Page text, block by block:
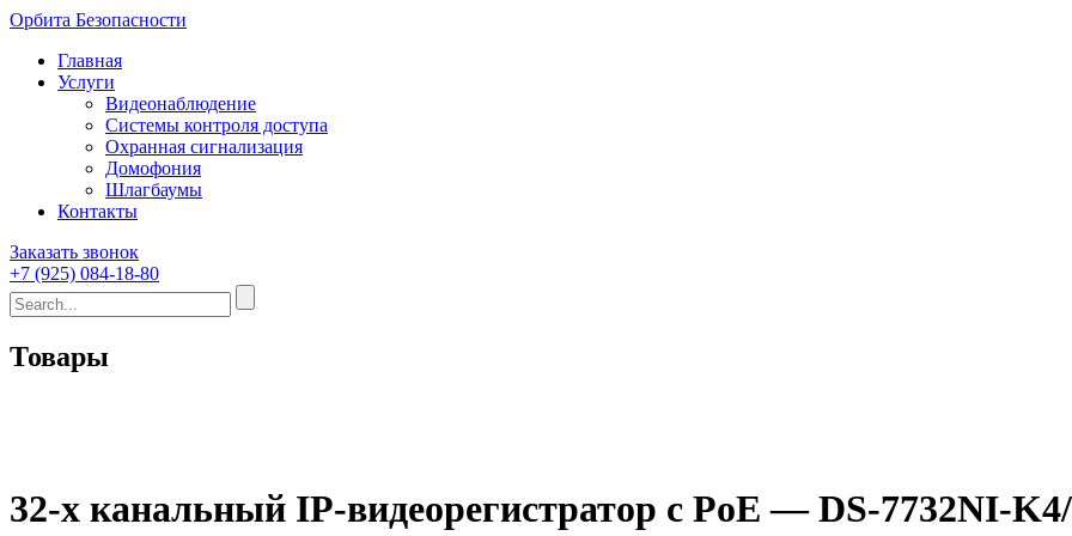
Орбита Безопасности
Главная
Услуги
Видеонаблюдение
Системы контроля доступа
Охранная сигнализация
Домофония
Шлагбаумы
Контакты
Заказать звонок
+7 (925) 084-18-80
Товары
32-х канальный IP-видеорегистратор с PoE — DS-7732NI-